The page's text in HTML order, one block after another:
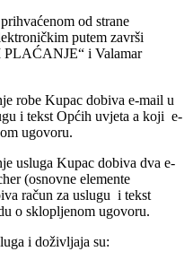
od strane
putem završi
i Valamar
robe Kupac dobiva e-mail u
i tekst Općih uvjeta a koji e-
ugovoru.
usluga Kupac dobiva dva e-
(osnovne elemente
račun za uslugu i tekst
o sklopljenom ugovoru.
i doživljaja su: